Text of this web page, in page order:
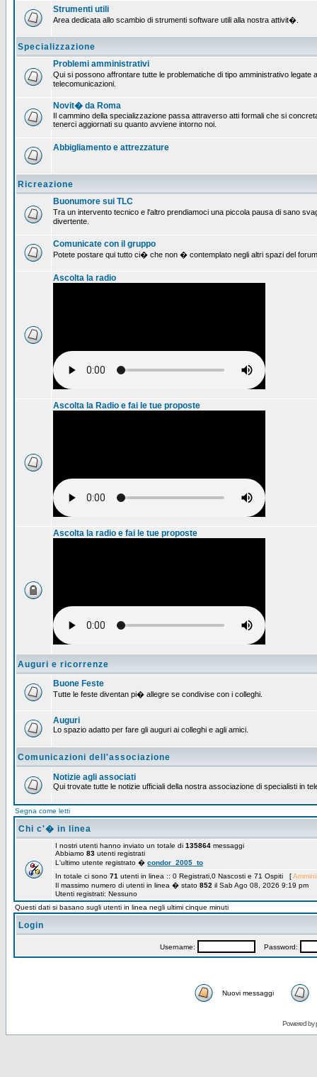
Strumenti utili
Area dedicata allo scambio di strumenti software utili alla nostra attivit�.
Specializzazione
Problemi amministrativi
Qui si possono affrontare tutte le problematiche di tipo amministrativo
telecomunicazioni.
Novit� da Roma
Il cammino della specializzazione passa attraverso atti formali che si
tenerci aggiornati su quanto avviene intorno noi.
Abbigliamento e attrezzature
Ricreazione
Buonumore sui TLC
Tra un intervento tecnico e l'altro prendiamoci una piccola pausa di sano
divertente.
Comunicate con il gruppo
Potete postare qui tutto ci� che non � contemplato negli altri spazi del
Ascolta la radio
Ascolta la Radio e fai le tue proposte
Ascolta la radio e fai le tue proposte
Auguri e ricorrenze
Buone Feste
Tutte le feste diventan pi� allegre se condivise con i colleghi.
Auguri
Lo spazio adatto per fare gli auguri ai colleghi e agli amici.
Comunicazioni dell'associazione
Notizie agli associati
Qui trovate tutte le notizie ufficiali della nostra associazione di specialisti in
Segna come letti
Chi c'� in linea
I nostri utenti hanno inviato un totale di 135864 messaggi
Abbiamo 83 utenti registrati
L'ultimo utente registrato � condor_2005_to
In totale ci sono 71 utenti in linea :: 0 Registrati,0 Nascosti e 71 Ospiti [
Il massimo numero di utenti in linea � stato 852 il Sab Ago 08, 2026 9:19 pm
Utenti registrati: Nessuno
Questi dati si basano sugli utenti in linea negli ultimi cinque minuti
Login
Username: Password:
Nuovi messaggi
Powered by